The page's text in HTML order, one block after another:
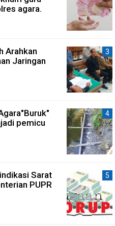
agara.
Arahkan
Jaringan
pemicu
Sarat
PUPR